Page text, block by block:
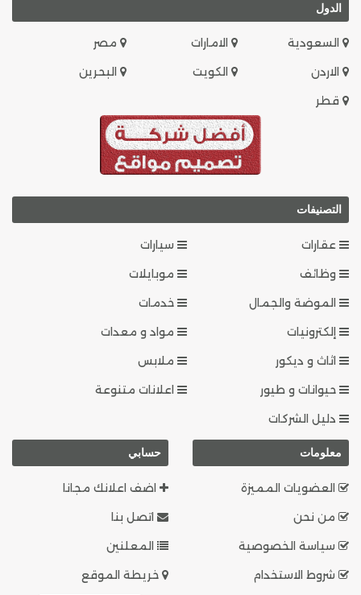
الدول
السعودية الامارات
مصر
الاردن
الكويت
البحرين
قطر
التصنيفات
عقارات
سيارات
وظائف
موبايلات
الموضة والجمال
خدمات
إلكترونيات
مواد و معدات
اثاث و ديكور
ملابس
حيوانات و طيور
اعلانات متنوعة
دليل الشركات
معلومات
العضويات المميزة
من نحن
سياسة الخصوصية
شروط الاستخدام
حسابي
اضف اعلانك مجانا
اتصل بنا
المعلنين
خريطة الموقع